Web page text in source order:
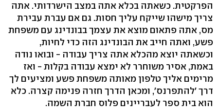
הפרקטית. כשאתה בכלא אתה במצב הישרדותי. אתה
צריך מישהו שייקח עליך חסות. גם אם עברת עבירת
מס, אתה פתאום מוצא את עצמך בבונדינג עם משפחת
פשע, ואתה חייב את הבונדינג הזה כדי לחיות,
וכשאתה יוצא מהכלא אתה צריך עבודה - ובואו נודה
באמת, אסיר משוחרר לא ימצא עבודה בקלות - ואז
מרימים אליך טלפון מאותה משפחת פשע ומציעים לך
דרך 'להתפרנס', ומכאן הדרך חזרה פנימה קצרה. כלא
הוא בית ספר לעבריינים פלוס חברת השמה.